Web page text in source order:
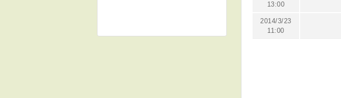
13:00
2014/3/23
11:00